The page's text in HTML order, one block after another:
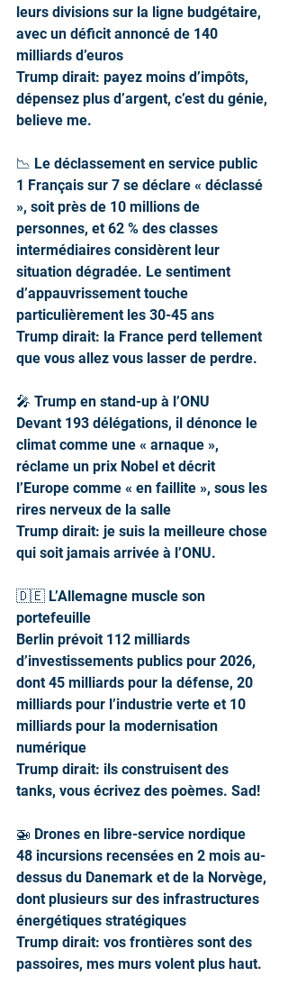
leurs divisions sur la ligne budgétaire,
avec un déficit annoncé de 140
milliards d’euros
Trump dirait: payez moins d’impôts,
dépensez plus d’argent, c’est du génie,
believe me.
📉 Le déclassement en service public
1 Français sur 7 se déclare « déclassé
», soit près de 10 millions de
personnes, et 62 % des classes
intermédiaires considèrent leur
situation dégradée. Le sentiment
d’appauvrissement touche
particulièrement les 30-45 ans
Trump dirait: la France perd tellement
que vous allez vous lasser de perdre.
🎤 Trump en stand-up à l’ONU
Devant 193 délégations, il dénonce le
climat comme une « arnaque »,
réclame un prix Nobel et décrit
l’Europe comme « en faillite », sous les
rires nerveux de la salle
Trump dirait: je suis la meilleure chose
qui soit jamais arrivée à l’ONU.
🇩🇪 L’Allemagne muscle son
portefeuille
Berlin prévoit 112 milliards
d’investissements publics pour 2026,
dont 45 milliards pour la défense, 20
milliards pour l’industrie verte et 10
milliards pour la modernisation
numérique
Trump dirait: ils construisent des
tanks, vous écrivez des poèmes. Sad!
🚁 Drones en libre-service nordique
48 incursions recensées en 2 mois au-
dessus du Danemark et de la Norvège,
dont plusieurs sur des infrastructures
énergétiques stratégiques
Trump dirait: vos frontières sont des
passoires, mes murs volent plus haut.